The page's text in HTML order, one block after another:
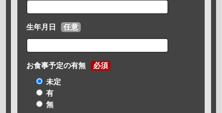
生年月日 任意
お食事予定の有無 必須
未定
有
無